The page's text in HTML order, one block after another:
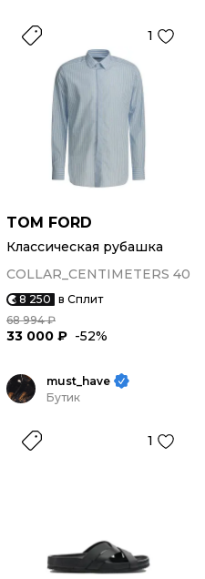
1
TOM FORD
Классическая рубашка
COLLAR_CENTIMETERS 40
8 250 в Сплит
68 994 ₽
33 000 ₽ -52%
must_have
Бутик
1